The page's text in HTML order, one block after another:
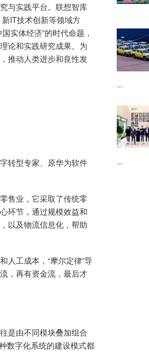
与实践平台。联想智库
IT技术创新等领域方
实体经济”的时代命题，
论和实践研究成果。为
推动人类进步和良性发
转型专家、原华为软件
售业，它采取了传统零
环节，通过规模效益和
以及物流信息化，帮助
人工成本，“摩尔定律”导
，再有资金流，最后才
是由不同模块叠加组合
数字化系统的建设模式都
...
...